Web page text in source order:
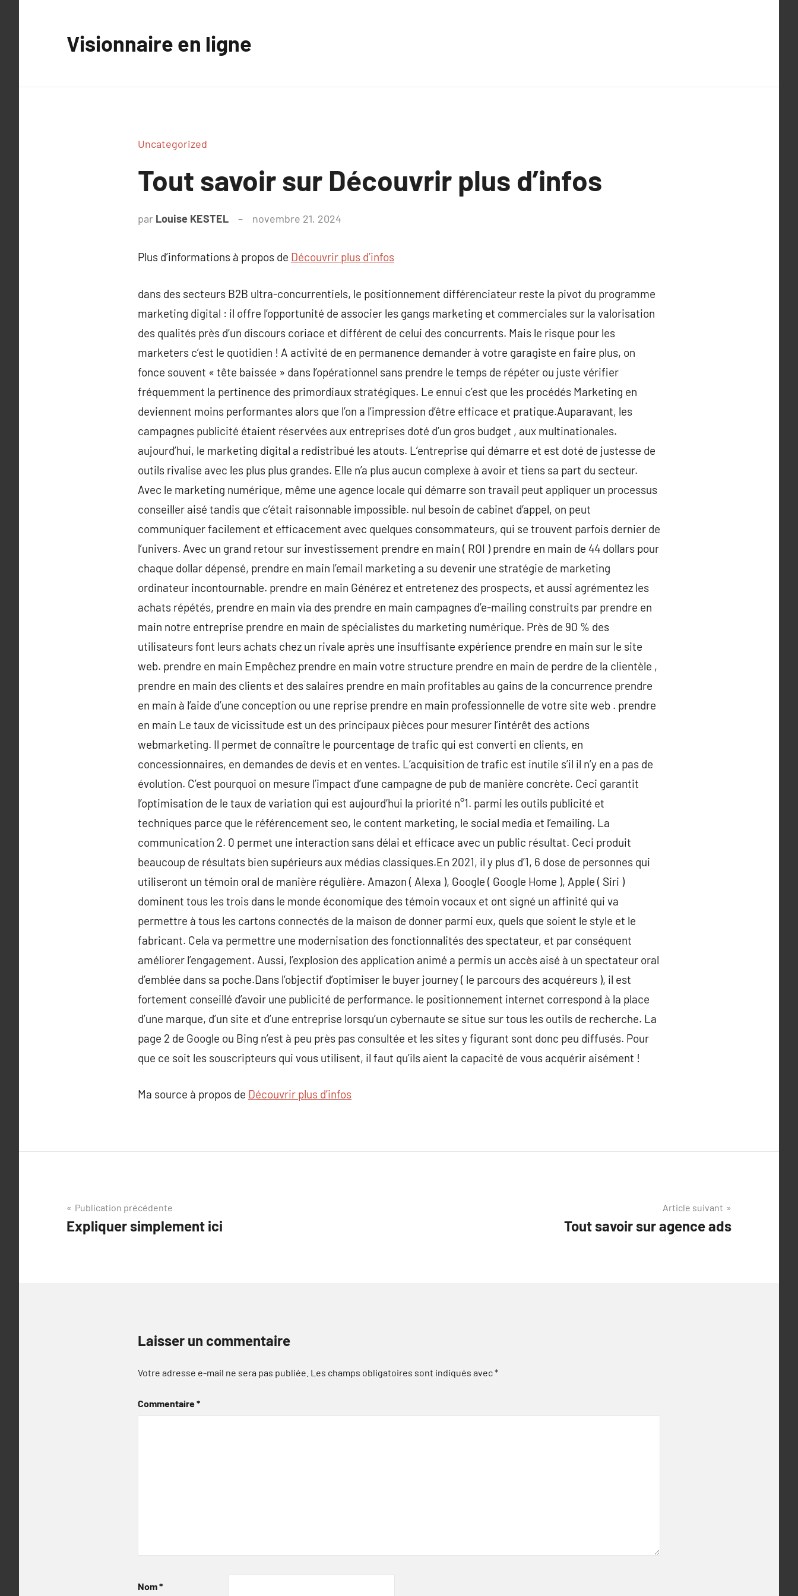
Visionnaire en ligne
Uncategorized
Tout savoir sur Découvrir plus d’infos
par Louise KESTEL novembre 21, 2024
Plus d’informations à propos de Découvrir plus d’infos
dans des secteurs B2B ultra-concurrentiels, le positionnement différenciateur reste la pivot du programme
marketing digital : il offre l’opportunité de associer les gangs marketing et commerciales sur la valorisation
des qualités près d’un discours coriace et différent de celui des concurrents. Mais le risque pour les
marketers c’est le quotidien ! A activité de en permanence demander à votre garagiste en faire plus, on
fonce souvent « tête baissée » dans l’opérationnel sans prendre le temps de répéter ou juste vérifier
fréquemment la pertinence des primordiaux stratégiques. Le ennui c’est que les procédés Marketing en
deviennent moins performantes alors que l’on a l’impression d’être efficace et pratique.Auparavant, les
campagnes publicité étaient réservées aux entreprises doté d’un gros budget , aux multinationales.
aujourd’hui, le marketing digital a redistribué les atouts. L’entreprise qui démarre et est doté de justesse de
outils rivalise avec les plus plus grandes. Elle n’a plus aucun complexe à avoir et tiens sa part du secteur.
Avec le marketing numérique, même une agence locale qui démarre son travail peut appliquer un processus
conseiller aisé tandis que c’était raisonnable impossible. nul besoin de cabinet d’appel, on peut
communiquer facilement et efficacement avec quelques consommateurs, qui se trouvent parfois dernier de
l’univers. Avec un grand retour sur investissement prendre en main ( ROI ) prendre en main de 44 dollars pour
chaque dollar dépensé, prendre en main l’email marketing a su devenir une stratégie de marketing
ordinateur incontournable. prendre en main Générez et entretenez des prospects, et aussi agrémentez les
achats répétés, prendre en main via des prendre en main campagnes d’e-mailing construits par prendre en
main notre entreprise prendre en main de spécialistes du marketing numérique. Près de 90 % des
utilisateurs font leurs achats chez un rivale après une insuffisante expérience prendre en main sur le site
web. prendre en main Empêchez prendre en main votre structure prendre en main de perdre de la clientèle ,
prendre en main des clients et des salaires prendre en main profitables au gains de la concurrence prendre
en main à l’aide d’une conception ou une reprise prendre en main professionnelle de votre site web . prendre
en main Le taux de vicissitude est un des principaux pièces pour mesurer l’intérêt des actions
webmarketing. Il permet de connaître le pourcentage de trafic qui est converti en clients, en
concessionnaires, en demandes de devis et en ventes. L’acquisition de trafic est inutile s’il il n’y en a pas de
évolution. C’est pourquoi on mesure l’impact d’une campagne de pub de manière concrète. Ceci garantit
l’optimisation de le taux de variation qui est aujourd’hui la priorité n°1. parmi les outils publicité et
techniques parce que le référencement seo, le content marketing, le social media et l’emailing. La
communication 2. 0 permet une interaction sans délai et efficace avec un public résultat. Ceci produit
beaucoup de résultats bien supérieurs aux médias classiques.En 2021, il y plus d’1, 6 dose de personnes qui
utiliseront un témoin oral de manière régulière. Amazon ( Alexa ), Google ( Google Home ), Apple ( Siri )
dominent tous les trois dans le monde économique des témoin vocaux et ont signé un affinité qui va
permettre à tous les cartons connectés de la maison de donner parmi eux, quels que soient le style et le
fabricant. Cela va permettre une modernisation des fonctionnalités des spectateur, et par conséquent
améliorer l’engagement. Aussi, l’explosion des application animé a permis un accès aisé à un spectateur oral
d’emblée dans sa poche.Dans l’objectif d’optimiser le buyer journey ( le parcours des acquéreurs ), il est
fortement conseillé d’avoir une publicité de performance. le positionnement internet correspond à la place
d’une marque, d’un site et d’une entreprise lorsqu’un cybernaute se situe sur tous les outils de recherche. La
page 2 de Google ou Bing n’est à peu près pas consultée et les sites y figurant sont donc peu diffusés. Pour
que ce soit les souscripteurs qui vous utilisent, il faut qu’ils aient la capacité de vous acquérir aisément !
Ma source à propos de Découvrir plus d’infos
Navigation
de
Publication précédente
Expliquer simplement ici
Article suivant
Tout savoir sur agence ads
Laisser un commentaire
Votre adresse e-mail ne sera pas publiée. Les champs obligatoires sont indiqués avec*
Commentaire*
Nom*